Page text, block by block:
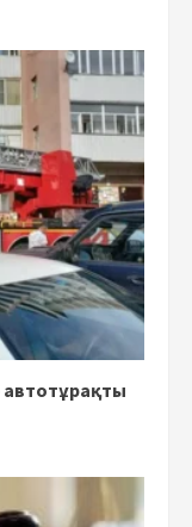
автотұрақты